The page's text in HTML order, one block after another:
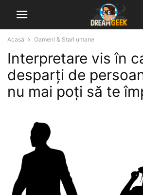
Acasă Oameni & Stari umane
Interpretare vis în
desparți de
nu mai poți să te